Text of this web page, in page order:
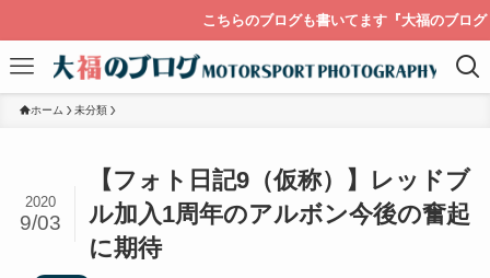
こちらのブログも書いてます『大福のブログ ライカを持
ホーム 未分類
【フォト日記9（仮称）】レッドブ
ル加入1周年のアルボン今後の奮起
に期待
2020
9/03